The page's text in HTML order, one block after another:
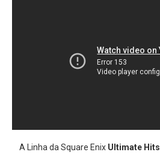
A Linha da Square Enix Ultimate Hits